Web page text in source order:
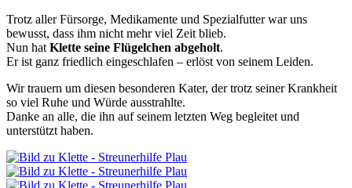
Trotz aller Fürsorge, Medikamente und Spezialfutter war uns
bewusst, dass ihm nicht mehr viel Zeit blieb.
Nun hat Klette seine Flügelchen abgeholt.
Er ist ganz friedlich eingeschlafen – erlöst von seinem Leiden.
Wir trauern um diesen besonderen Kater, der trotz seiner Krankheit
so viel Ruhe und Würde ausstrahlte.
Danke an alle, die ihn auf seinem letzten Weg begleitet und
unterstützt haben.